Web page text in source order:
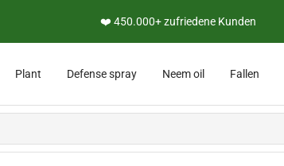
👨‍🔬 Persönliche Expertenberatung
Plant Defense spray Neem oil Fallen